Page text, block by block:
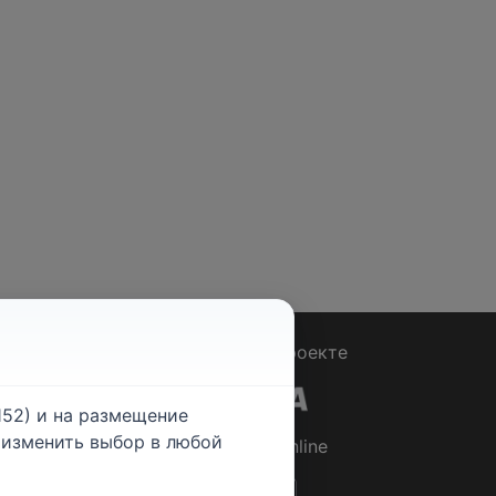
О проекте
© 2026Rabotniki.online
и на размещение
выбор в любой